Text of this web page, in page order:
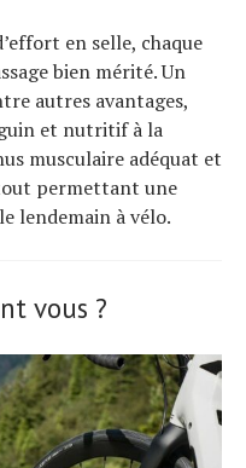
en selle, chaque
bien mérité. Un
autres avantages,
et nutritif à la
musculaire adéquat et
permettant une
lendemain à vélo.
vous ?